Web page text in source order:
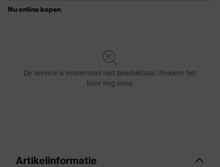
Artikelinformatie